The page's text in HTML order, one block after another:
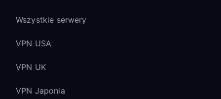
Wszystkie serwery
VPN USA
VPN UK
VPN Japonia